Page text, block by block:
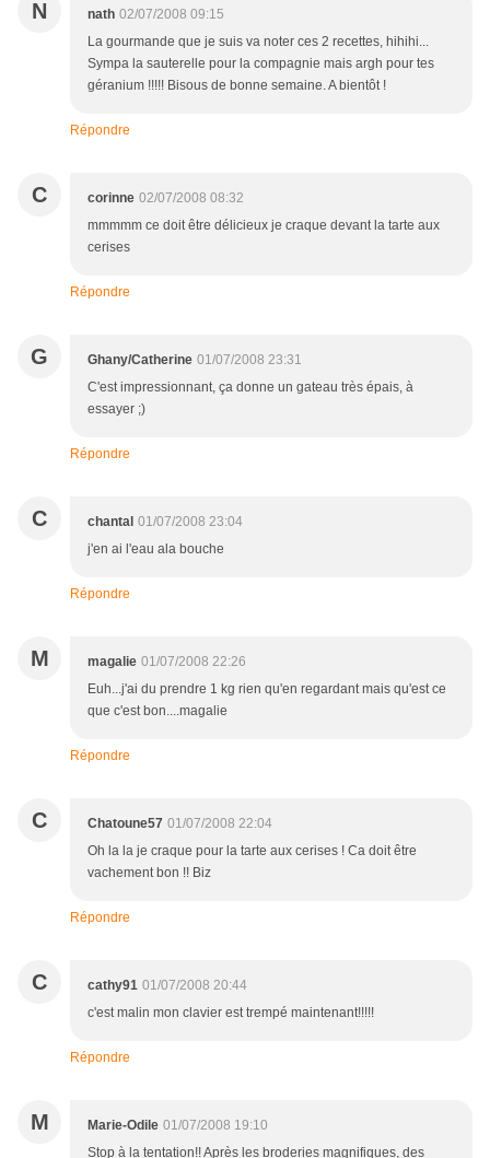
N nath 02/07/2008 09:15
La gourmande que je suis va noter ces 2 recettes, hihihi...
Sympa la sauterelle pour la compagnie mais argh pour tes
géranium !!!!! Bisous de bonne semaine. A bientôt !
Répondre
C corinne 02/07/2008 08:32
mmmmm ce doit être délicieux je craque devant la tarte aux
cerises
Répondre
G Ghany/Catherine 01/07/2008 23:31
C'est impressionnant, ça donne un gateau très épais, à
essayer ;)
Répondre
C chantal 01/07/2008 23:04
j'en ai l'eau ala bouche
Répondre
M magalie 01/07/2008 22:26
Euh...j'ai du prendre 1 kg rien qu'en regardant mais qu'est ce
que c'est bon....magalie
Répondre
C Chatoune57 01/07/2008 22:04
Oh la la je craque pour la tarte aux cerises ! Ca doit être
vachement bon !! Biz
Répondre
C cathy91 01/07/2008 20:44
c'est malin mon clavier est trempé maintenant!!!!!
Répondre
M Marie-Odile 01/07/2008 19:10
Stop à la tentation!! Après les broderies magnifiques, des